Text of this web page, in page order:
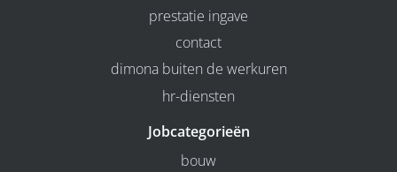
prestatie ingave
contact
dimona buiten de werkuren
hr-diensten
Jobcategorieën
bouw